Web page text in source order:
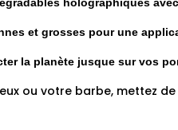
et grosses pour une
la planète jusque sur vos
ou votre barbe, mettez